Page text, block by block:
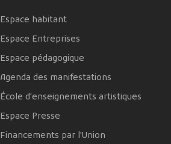
Espace habitant
Espace Entreprises
Espace pédagogique
Agenda des manifestations
École d'enseignements artistiques
Espace Presse
Financements par l'Union